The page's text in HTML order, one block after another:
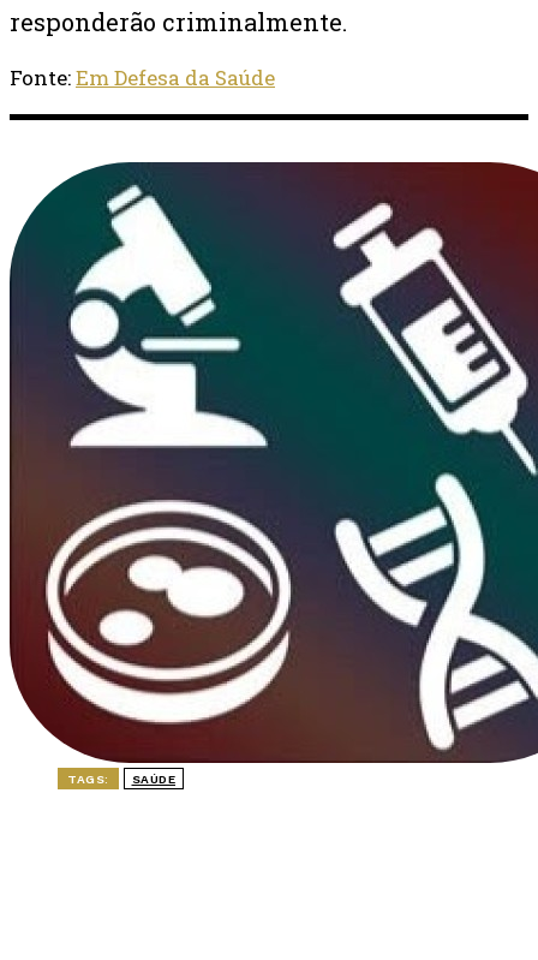
responderão criminalmente.
Fonte:Em Defesa da Saúde
TAGS: SAÚDE